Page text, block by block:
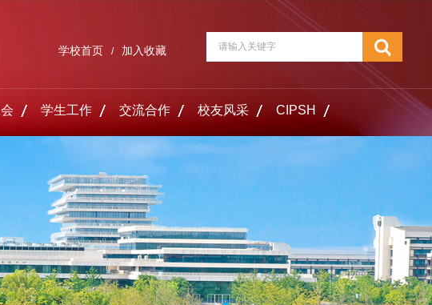
学校首页 / 加入收藏
学生工作 交流合作 校友风采 CIPSH